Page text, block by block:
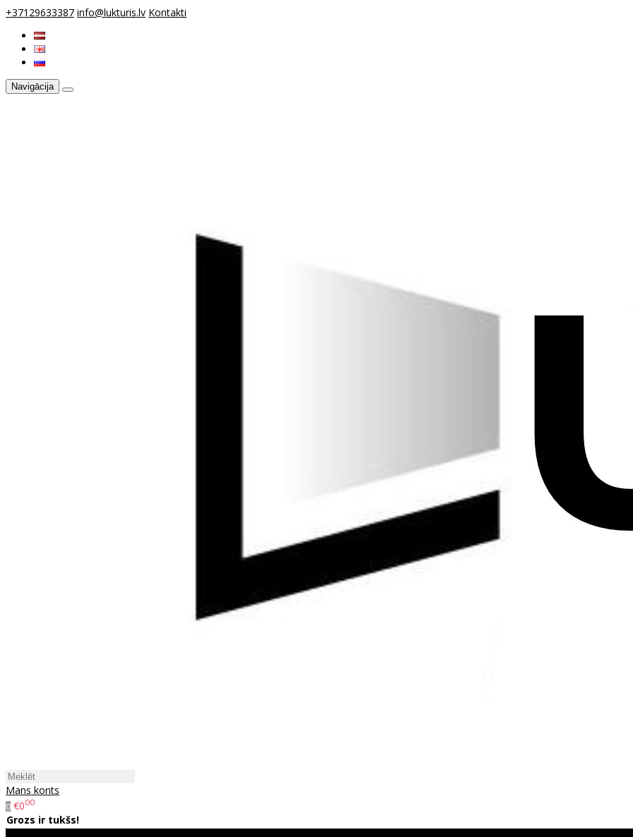
+37129633387 info@lukturis.lv Kontakti
Navigācija
Mans konts
0 €000
Grozs ir tukšs!